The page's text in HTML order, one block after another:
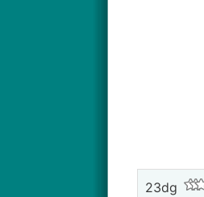
23dg